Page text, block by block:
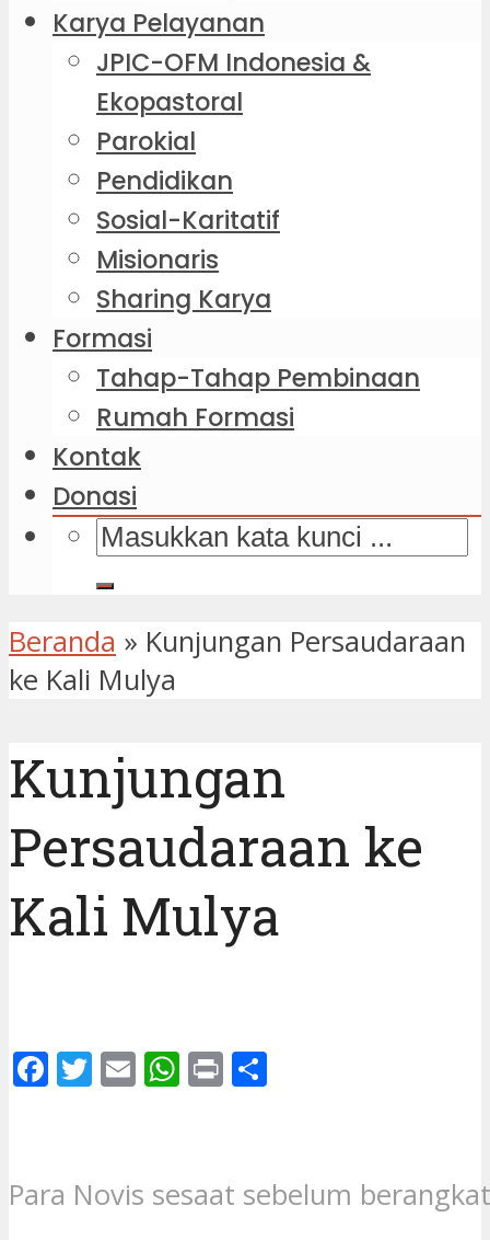
Karya Pelayanan
JPIC-OFM Indonesia &
Ekopastoral
Parokial
Pendidikan
Sosial-Karitatif
Misionaris
Sharing Karya
Formasi
Tahap-Tahap Pembinaan
Rumah Formasi
Kontak
Donasi
Beranda » Kunjungan Persaudaraan
ke Kali Mulya
Kunjungan
Persaudaraan ke
Kali Mulya
Facebook
Twitter
EmailWhatsApp
Print
Para Novis sesaat sebelum